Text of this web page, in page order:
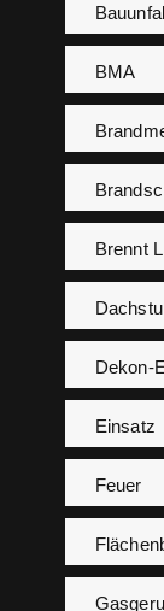
BMA
Brennt
Dekon-
Einsatz
Feuer